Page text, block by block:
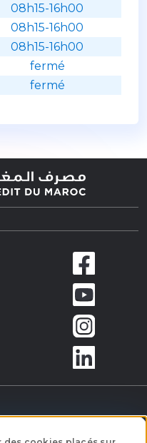
08h15-16h00
08h15-16h00
08h15-16h00
fermé
fermé